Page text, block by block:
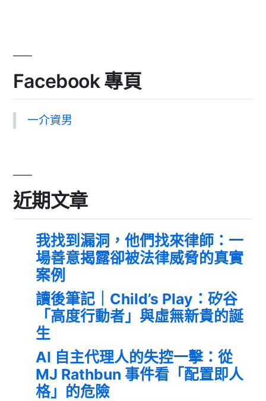
Facebook 專頁
一介資男
近期文章
我找到漏洞，他們找來律師：一
場善意揭露卻被法律威脅的真實
案例
讀後筆記｜Child’s Play：矽谷
「高度行動者」與虛無新貴的誕
生
AI 自主代理人的失控一擊：從
MJ Rathbun 事件看「配置即人
格」的危險